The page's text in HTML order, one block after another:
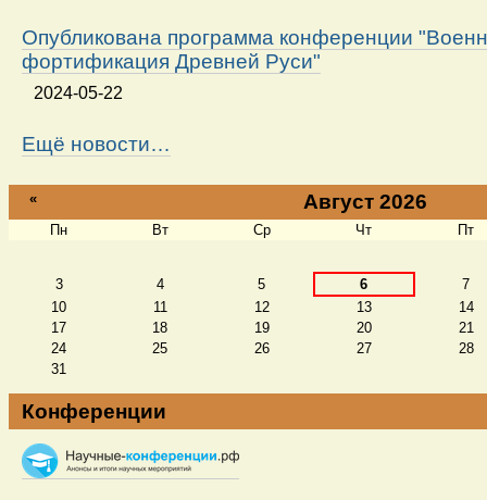
Опубликована программа конференции
фортификация Древней Руси"
2024-05-22
Ещё новости…
« Август 2026
Пн Вт Ср Чт Пт
3 4 5 6
7
10
11 12 13
14
17
18 19 20
21
24
25 26 27
28
31
Конференции